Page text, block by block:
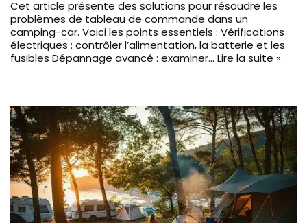
Cet article présente des solutions pour résoudre les
problèmes de tableau de commande dans un
camping-car. Voici les points essentiels : Vérifications
électriques : contrôler l’alimentation, la batterie et les
fusibles Dépannage avancé : examiner… Lire la suite »